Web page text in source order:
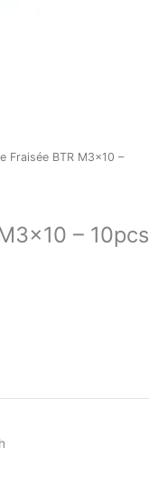
Fraisée BTR M3x10 –
– 10pcs